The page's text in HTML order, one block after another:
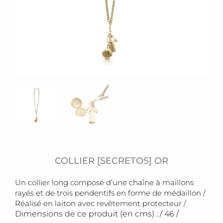
COLLIER [SECRETOS] OR
Un collier long composé d’une chaîne à maillons
rayés et de trois pendentifs en forme de médaillon /
Réalisé en laiton avec revêtement protecteur /
Dimensions de ce produit (en cms) : / 46 /